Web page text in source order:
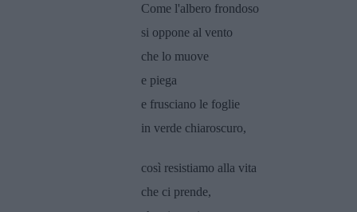
Come l'albero frondoso
si oppone al vento
che lo muove
e piega
e frusciano le foglie
in verde chiaroscuro,
così resistiamo alla vita
che ci prende,